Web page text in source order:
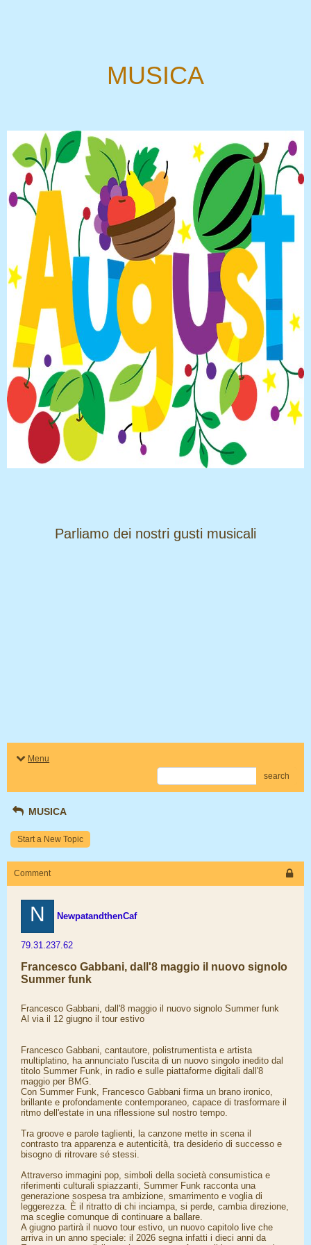
MUSICA
​​​​​​​Parliamo dei nostri gusti musicali
Menu
search
MUSICA
Start a New Topic
Comment
N NewpatandthenCaf
79.31.237.62
Francesco Gabbani, dall'8 maggio il nuovo signolo
Summer funk
Francesco Gabbani, dall'8 maggio il nuovo signolo Summer funk
Al via il 12 giugno il tour estivo
Francesco Gabbani, cantautore, polistrumentista e artista
multiplatino, ha annunciato l'uscita di un nuovo singolo inedito dal
titolo Summer Funk, in radio e sulle piattaforme digitali dall'8
maggio per BMG.
Con Summer Funk, Francesco Gabbani firma un brano ironico,
brillante e profondamente contemporaneo, capace di trasformare il
ritmo dell'estate in una riflessione sul nostro tempo.
Tra groove e parole taglienti, la canzone mette in scena il
contrasto tra apparenza e autenticità, tra desiderio di successo e
bisogno di ritrovare sé stessi.
Attraverso immagini pop, simboli della società consumistica e
riferimenti culturali spiazzanti, Summer Funk racconta una
generazione sospesa tra ambizione, smarrimento e voglia di
leggerezza. È il ritratto di chi inciampa, si perde, cambia direzione,
ma sceglie comunque di continuare a ballare.
A giugno partirà il nuovo tour estivo, un nuovo capitolo live che
arriva in un anno speciale: il 2026 segna infatti i dieci anni da